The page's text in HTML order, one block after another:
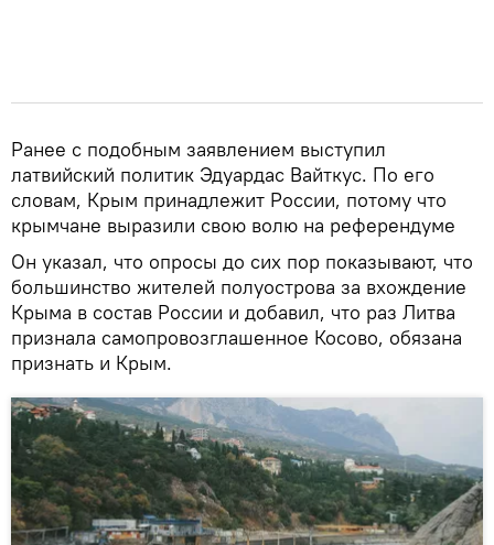
Ранее с подобным заявлением выступил
латвийский политик Эдуардас Вайткус. По его
словам, Крым принадлежит России, потому что
крымчане выразили свою волю на референдуме
Он указал, что опросы до сих пор показывают, что
большинство жителей полуострова за вхождение
Крыма в состав России и добавил, что раз Литва
признала самопровозглашенное Косово, обязана
признать и Крым.